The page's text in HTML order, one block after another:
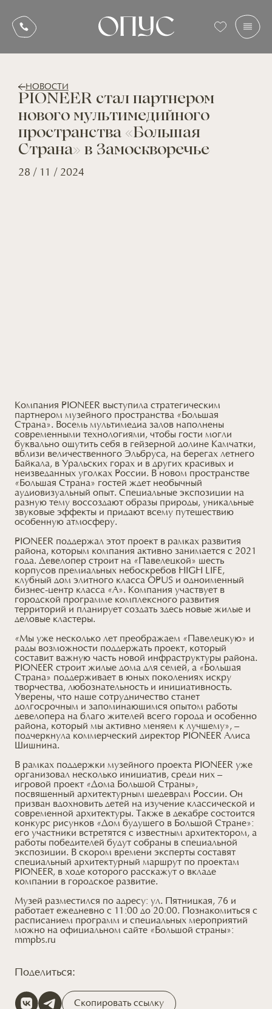
НОВОСТИ
PIONEER стал партнером
нового мультимедийного
пространства «Большая
Страна» в Замоскворечье
28 / 11 / 2024
Компания PIONEER выступила стратегическим
партнером музейного пространства «Большая
Страна». Восемь мультимедиа залов наполнены
современными технологиями, чтобы гости могли
буквально ощутить себя в гейзерной долине Камчатки,
вблизи величественного Эльбруса, на берегах летнего
Байкала, в Уральских горах и в других красивых и
неизведанных уголках России. В новом пространстве
«Большая Страна» гостей ждет необычный
аудиовизуальный опыт. Специальные экспозиции на
разную тему воссоздают образы природы, уникальные
звуковые эффекты и придают всему путешествию
особенную атмосферу.
PIONEER поддержал этот проект в рамках развития
района, которым компания активно занимается с 2021
года. Девелопер строит на «Павелецкой» шесть
корпусов премиальных небоскребов HIGH LIFE,
клубный дом элитного класса OPUS и одноименный
бизнес-центр класса «А». Компания участвует в
городской программе комплексного развития
территорий и планирует создать здесь новые жилые и
деловые кластеры.
«Мы уже несколько лет преображаем «Павелецкую» и
рады возможности поддержать проект, который
составит важную часть новой инфраструктуры района.
PIONEER строит жилые дома для семей, а «Большая
Страна» поддерживает в юных поколениях искру
творчества, любознательность и инициативность.
Уверены, что наше сотрудничество станет
долгосрочным и запоминающимся опытом работы
девелопера на благо жителей всего города и особенно
района, который мы активно меняем к лучшему», –
подчеркнула коммерческий директор PIONEER Алиса
Шишнина.
В рамках поддержки музейного проекта PIONEER уже
организовал несколько инициатив, среди них –
игровой проект «Дома Большой Страны»,
посвященный архитектурным шедеврам России. Он
призван вдохновить детей на изучение классической и
современной архитектуры. Также в декабре состоится
конкурс рисунков «Дом будущего в Большой Стране»:
его участники встретятся с известным архитектором, а
работы победителей будут собраны в специальной
экспозиции. В скором времени эксперты составят
специальный архитектурный маршрут по проектам
PIONEER, в ходе которого расскажут о вкладе
компании в городское развитие.
Музей разместился по адресу: ул. Пятницкая, 76 и
работает ежедневно с 11:00 до 20:00. Познакомиться с
расписанием программ и специальных мероприятий
можно на официальном сайте «Большой страны»:
mmpbs.ru
Поделиться:
Скопировать ссылку